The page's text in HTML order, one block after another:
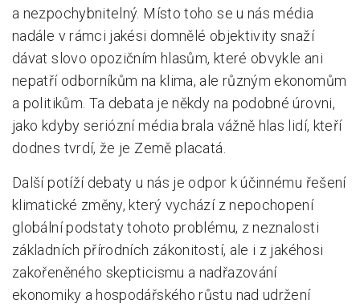
Konference Lepší škola
Kápézetka - průvodce pro zřizovatele
Klub zřizovatelů
O nás
O nás
Kontakty
a nezpochybnitelný. Místo toho se u nás média
nadále v rámci jakési domnělé objektivity snaží
dávat slovo opozičním hlasům, které obvykle ani
nepatří odborníkům na klima, ale různým ekonomům
a politikům. Ta debata je někdy na podobné úrovni,
jako kdyby seriózní média brala vážně hlas lidí, kteří
dodnes tvrdí, že je Země placatá.
Další potíží debaty u nás je odpor k účinnému řešení
klimatické změny, který vychází z nepochopení
globální podstaty tohoto problému, z neznalosti
základních přírodních zákonitostí, ale i z jakéhosi
zakořeněného skepticismu a nadřazování
ekonomiky a hospodářského růstu nad udržení